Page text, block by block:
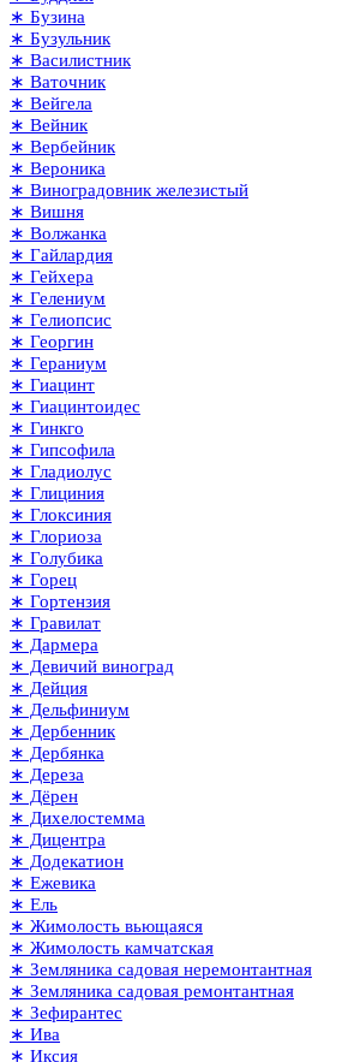
∗ Бузина
∗ Бузульник
∗ Василистник
∗ Ваточник
∗ Вейгела
∗ Вейник
∗ Вербейник
∗ Вероника
∗ Виноградовник железистый
∗ Вишня
∗ Волжанка
∗ Гайлардия
∗ Гейхера
∗ Гелениум
∗ Гелиопсис
∗ Георгин
∗ Гераниум
∗ Гиацинт
∗ Гиацинтоидес
∗ Гинкго
∗ Гипсофила
∗ Гладиолус
∗ Глициния
∗ Глоксиния
∗ Глориоза
∗ Голубика
∗ Горец
∗ Гортензия
∗ Гравилат
∗ Дармера
∗ Девичий виноград
∗ Дейция
∗ Дельфиниум
∗ Дербенник
∗ Дербянка
∗ Дереза
∗ Дёрен
∗ Дихелостемма
∗ Дицентра
∗ Додекатион
∗ Ежевика
∗ Ель
∗ Жимолость вьющаяся
∗ Жимолость камчатская
∗ Земляника садовая неремонтантная
∗ Земляника садовая ремонтантная
∗ Зефирантес
∗ Ива
∗ Иксия